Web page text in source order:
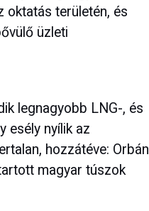
oktatás területén, és
üzleti
legnagyobb LNG-, és
esély nyílik az
hozzátéve: Orbán
magyar túszok